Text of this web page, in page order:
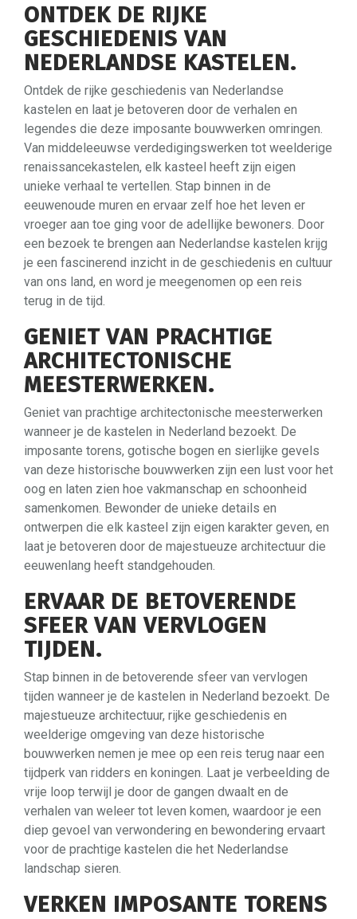
ONTDEK DE RIJKE
GESCHIEDENIS VAN
NEDERLANDSE KASTELEN.
Ontdek de rijke geschiedenis van Nederlandse
kastelen en laat je betoveren door de verhalen en
legendes die deze imposante bouwwerken omringen.
Van middeleeuwse verdedigingswerken tot weelderige
renaissancekastelen, elk kasteel heeft zijn eigen
unieke verhaal te vertellen. Stap binnen in de
eeuwenoude muren en ervaar zelf hoe het leven er
vroeger aan toe ging voor de adellijke bewoners. Door
een bezoek te brengen aan Nederlandse kastelen krijg
je een fascinerend inzicht in de geschiedenis en cultuur
van ons land, en word je meegenomen op een reis
terug in de tijd.
GENIET VAN PRACHTIGE
ARCHITECTONISCHE
MEESTERWERKEN.
Geniet van prachtige architectonische meesterwerken
wanneer je de kastelen in Nederland bezoekt. De
imposante torens, gotische bogen en sierlijke gevels
van deze historische bouwwerken zijn een lust voor het
oog en laten zien hoe vakmanschap en schoonheid
samenkomen. Bewonder de unieke details en
ontwerpen die elk kasteel zijn eigen karakter geven, en
laat je betoveren door de majestueuze architectuur die
eeuwenlang heeft standgehouden.
ERVAAR DE BETOVERENDE
SFEER VAN VERVLOGEN
TIJDEN.
Stap binnen in de betoverende sfeer van vervlogen
tijden wanneer je de kastelen in Nederland bezoekt. De
majestueuze architectuur, rijke geschiedenis en
weelderige omgeving van deze historische
bouwwerken nemen je mee op een reis terug naar een
tijdperk van ridders en koningen. Laat je verbeelding de
vrije loop terwijl je door de gangen dwaalt en de
verhalen van weleer tot leven komen, waardoor je een
diep gevoel van verwondering en bewondering ervaart
voor de prachtige kastelen die het Nederlandse
landschap sieren.
VERKEN IMPOSANTE TORENS